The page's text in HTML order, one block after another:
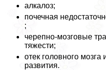
алкалоз;
почечная
;
черепно-мозговые
тяжести;
отек головного мозга
развития.